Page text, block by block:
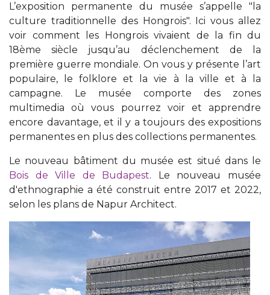
L’exposition permanente du musée s’appelle "la
culture traditionnelle des Hongrois". Ici vous allez
voir comment les Hongrois vivaient de la fin du
18ème siècle jusqu’au déclenchement de la
première guerre mondiale. On vous y présente l’art
populaire, le folklore et la vie à la ville et à la
campagne. Le musée comporte des zones
multimedia où vous pourrez voir et apprendre
encore davantage, et il y a toujours des expositions
permanentes en plus des collections permanentes.
Le nouveau bâtiment du musée est situé dans le
Bois de Ville de Budapest. Le nouveau musée
d'ethnographie a été construit entre 2017 et 2022,
selon les plans de Napur Architect.